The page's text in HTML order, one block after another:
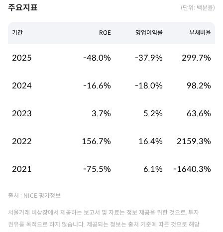
주요지표 (단위: 백분율)
기간 ROE 영업이익률 부채비율
2025 -48.0% -37.9% 299.7%
2024 -16.6% -18.0% 98.2%
2023 3.7% 5.2% 63.6%
2022 156.7% 16.4% 2159.3%
2021 -75.5% 6.1% -1640.3%
출처 : NICE 평가정보
서울거래 비상장에서 제공하는 보고서 및 자료는 정보 제공을 위한 것으로, 투자
권유를 목적으로 하지 않습니다. 제공되는 정보는 출처 기준에 따른 것으로 해당